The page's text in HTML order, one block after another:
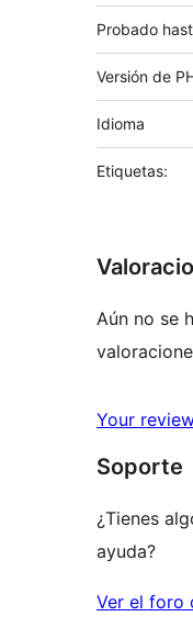
Probado
Versión de
Idioma
Etiquetas:
Aún no se
Your
Soporte
¿Tienes
ayuda?
Ver el foro